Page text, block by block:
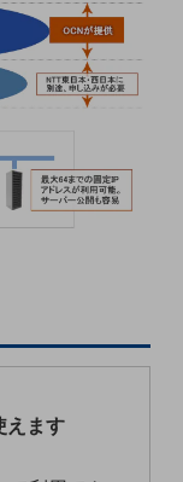
ドコモBiz かけ放題
えます